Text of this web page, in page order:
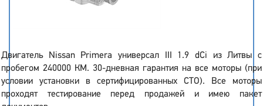
Двигатель Nissan Primera универсал III 1.9 dCi из Литвы с
пробегом 240000 КМ. 30-дневная гарантия на все моторы (при
условии установки в сертифицированных СТО). Все моторы
проходят тестирование перед продажей и имею пакет